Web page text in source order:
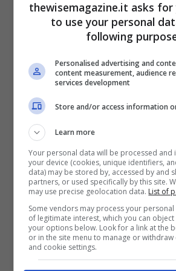
molto emozionante».
and wait, sembra
un’istantanea della
preoccupazione e del
mancanza che
Come ha vissuto
quest’ultimo anno,
professionalmente e
personalmente?
thewisemagazine.it asks for
to use your personal
following
Personalised advertising and
content measurement, audience
services development
Store and/or access information
Learn more
Your personal data will be processed
your device (cookies, unique identifiers,
data) may be stored by, accessed by and
partners, or used specifically by this site.
may use precise geolocation data. List of
Some vendors may process your
of legitimate interest, which you can
your options below. Look for a link at the
or in the site menu to manage or
and cookie settings.